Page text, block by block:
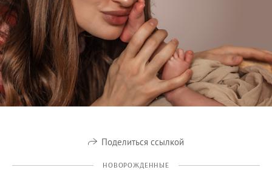
Поделиться ссылкой
НОВОРОЖДЕННЫЕ